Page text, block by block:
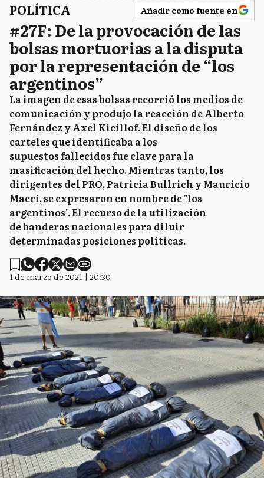
POLÍTICA Añadir como fuente en
#27F: De la provocación de las
bolsas mortuorias a la disputa
por la representación de “los
argentinos”
La imagen de esas bolsas recorrió los medios de
comunicación y produjo la reacción de Alberto
Fernández y Axel Kicillof. El diseño de los
carteles que identificaba a los
supuestos fallecidos fue clave para la
masificación del hecho. Mientras tanto, los
dirigentes del PRO, Patricia Bullrich y Mauricio
Macri, se expresaron en nombre de "los
argentinos". El recurso de la utilización
de banderas nacionales para diluir
determinadas posiciones políticas.
1 de marzo de 2021 | 20:30